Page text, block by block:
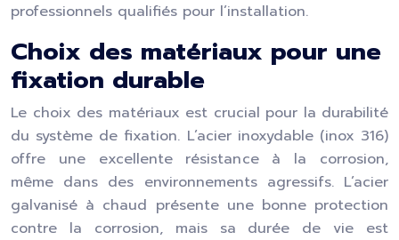
professionnels qualifiés pour l’installation.
Choix des matériaux pour une
fixation durable
Le choix des matériaux est crucial pour la durabilité
du système de fixation. L’acier inoxydable (inox 316)
offre une excellente résistance à la corrosion,
même dans des environnements agressifs. L’acier
galvanisé à chaud présente une bonne protection
contre la corrosion, mais sa durée de vie est